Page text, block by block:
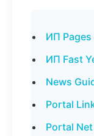
ИП
ИП Fast
News
Portal
Portal